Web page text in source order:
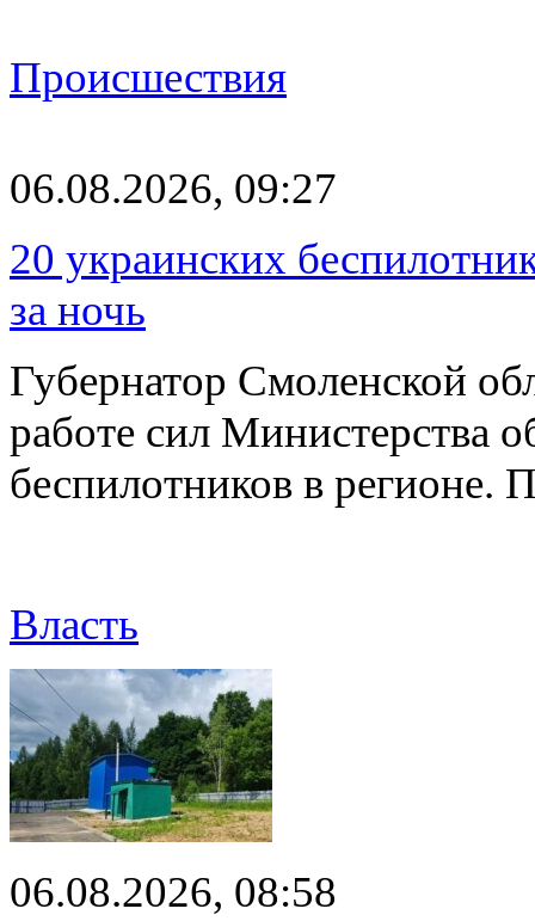
Происшествия
06.08.2026, 09:27
20 украинских
за ночь
Губернатор Смоленской
работе сил Министерства
беспилотников в регионе.
Власть
06.08.2026, 08:58